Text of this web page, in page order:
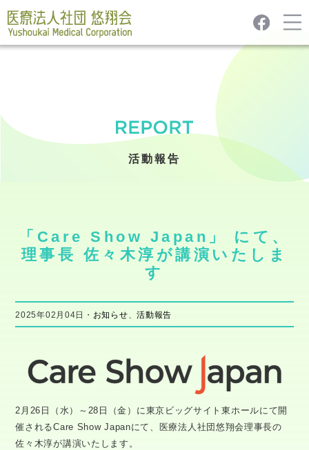
活動報告
「Care Show Japan」 にて、
理事長 佐々木淳が講演いたしま
す
2025年02月04日・ お知らせ 、活動報告
2月26日（水）～28日（金）に東京ビッグサイト東ホールにて開
催されるCare Show Japanにて、医療法人社団悠翔会理事長の
佐々木淳が講演いたします。